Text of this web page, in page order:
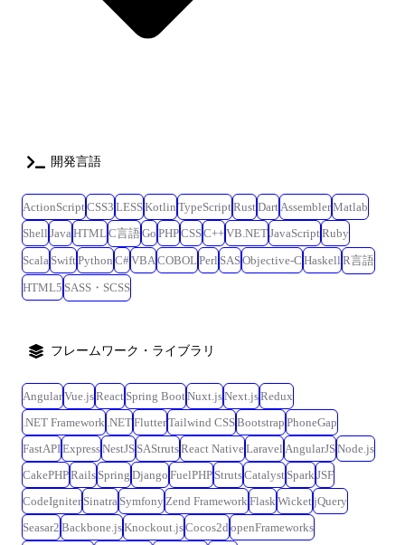
開発言語
ActionScriptCSS3 LESSKotlin TypeScriptRustDart AssemblerMatlab
Shell Java HTML C言語Go PHPCSSC++VB.NETJavaScriptRuby
Scala SwiftPython C#VBA COBOL Perl SASObjective-C Haskell R言語
HTML5 SASS・SCSS
フレームワーク・ライブラリ
AngularVue.jsReact Spring BootNuxt.jsNext.jsRedux
.NET Framework .NETFlutterTailwind CSSBootstrap PhoneGap
FastAPIExpressNestJS SAStrutsReact NativeLaravel AngularJSNode.js
CakePHPRails Spring Django FuelPHP StrutsCatalyst Spark JSF
CodeIgniter Sinatra Symfony Zend Framework Flask WicketjQuery
Seasar2 Backbone.jsKnockout.jsCocos2d openFrameworks